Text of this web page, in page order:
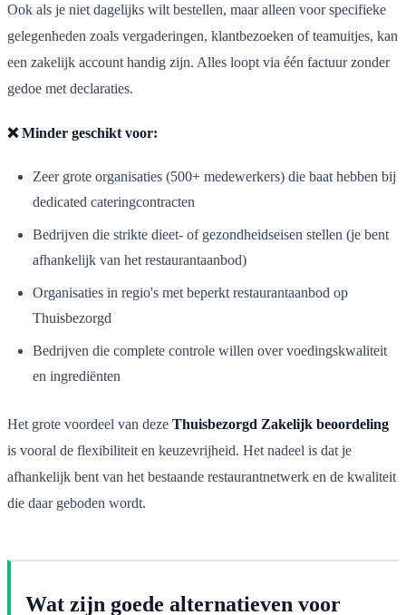
Ook als je niet dagelijks wilt bestellen, maar alleen voor specifieke
gelegenheden zoals vergaderingen, klantbezoeken of teamuitjes, kan
een zakelijk account handig zijn. Alles loopt via één factuur zonder
gedoe met declaraties.
❌ Minder geschikt voor:
Zeer grote organisaties (500+ medewerkers) die baat hebben bij
dedicated cateringcontracten
Bedrijven die strikte dieet- of gezondheidseisen stellen (je bent
afhankelijk van het restaurantaanbod)
Organisaties in regio's met beperkt restaurantaanbod op
Thuisbezorgd
Bedrijven die complete controle willen over voedingskwaliteit
en ingrediënten
Het grote voordeel van deze Thuisbezorgd Zakelijk beoordeling
is vooral de flexibiliteit en keuzevrijheid. Het nadeel is dat je
afhankelijk bent van het bestaande restaurantnetwerk en de kwaliteit
die daar geboden wordt.
Wat zijn goede alternatieven voor